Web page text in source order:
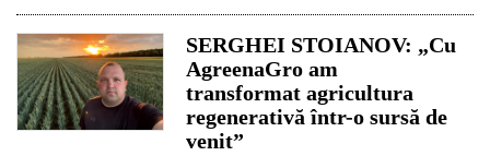
SERGHEI STOIANOV: „Cu
AgreenaGro am
transformat agricultura
regenerativă într-o sursă de
venit”